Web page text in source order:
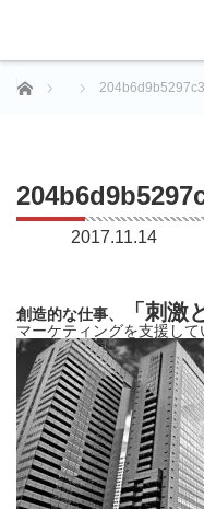
ホーム
2017.11.14
創造的な仕事、 「刺激
マーケティングを支援して